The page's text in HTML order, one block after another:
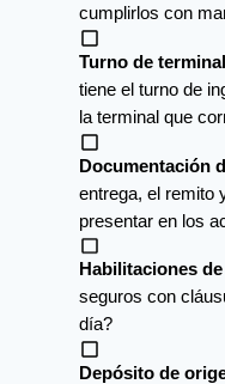
cumplirlos con
Turno de
tiene el turno de
la terminal que
Documentación
entrega, el remito
presentar en los
Habilitaciones
seguros con
día?
Depósito de